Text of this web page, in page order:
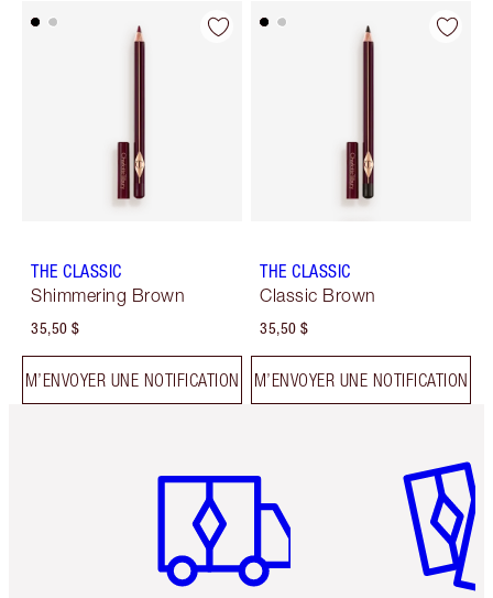
THE CLASSIC
Shimmering Brown
35,50 $
M’ENVOYER UNE NOTIFICATION
THE CLASSIC
Classic Brown
35,50 $
M’ENVOYER UNE NOTIFICATION